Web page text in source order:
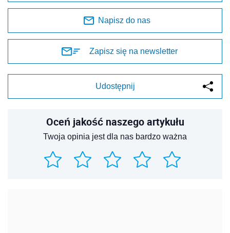
Napisz do nas
Zapisz się na newsletter
Udostępnij
Oceń jakość naszego artykułu
Twoja opinia jest dla nas bardzo ważna